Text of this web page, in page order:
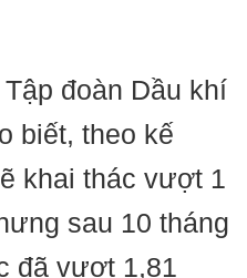
Tập đoàn Dầu khí
biết, theo kế
khai thác vượt 1
sau 10 tháng
đã vượt 1,81